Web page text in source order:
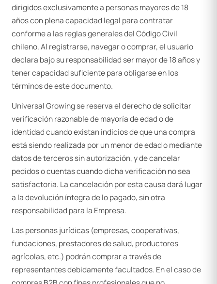
dirigidos exclusivamente a personas mayores de 18
años con plena capacidad legal para contratar
conforme a las reglas generales del Código Civil
chileno. Al registrarse, navegar o comprar, el usuario
declara bajo su responsabilidad ser mayor de 18 años y
tener capacidad suficiente para obligarse en los
términos de este documento.
Universal Growing se reserva el derecho de solicitar
verificación razonable de mayoría de edad o de
identidad cuando existan indicios de que una compra
está siendo realizada por un menor de edad o mediante
datos de terceros sin autorización, y de cancelar
pedidos o cuentas cuando dicha verificación no sea
satisfactoria. La cancelación por esta causa dará lugar
a la devolución íntegra de lo pagado, sin otra
responsabilidad para la Empresa.
Las personas jurídicas (empresas, cooperativas,
fundaciones, prestadores de salud, productores
agrícolas, etc.) podrán comprar a través de
representantes debidamente facultados. En el caso de